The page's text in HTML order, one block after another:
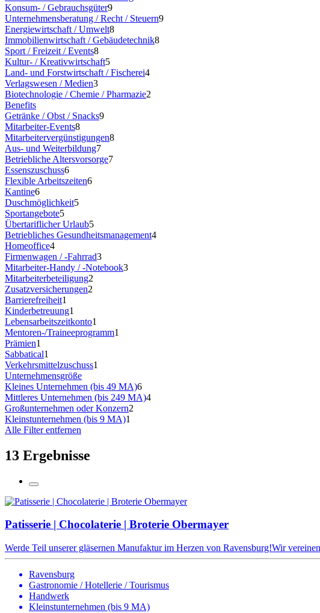
Konsum- / Gebrauchsgüter9
Unternehmensberatung / Recht / Steuern9
Energiewirtschaft / Umwelt8
Immobilienwirtschaft / Gebäudetechnik8
Sport / Freizeit / Events8
Kultur- / Kreativwirtschaft5
Land- und Forstwirtschaft / Fischerei4
Verlagswesen / Medien3
Biotechnologie / Chemie / Pharmazie2
Benefits
Getränke / Obst / Snacks9
Mitarbeiter-Events8
Mitarbeitervergünstigungen8
Aus- und Weiterbildung7
Betriebliche Altersvorsorge7
Essenszuschuss6
Flexible Arbeitszeiten6
Kantine6
Duschmöglichkeit5
Sportangebote5
Übertariflicher Urlaub5
Betriebliches Gesundheitsmanagement4
Homeoffice4
Firmenwagen / -Fahrrad3
Mitarbeiter-Handy / -Notebook3
Mitarbeiterbeteiligung2
Zusatzversicherungen2
Barrierefreiheit1
Kinderbetreuung1
Lebensarbeitszeitkonto1
Mentoren-/Traineeprogramm1
Prämien1
Sabbatical1
Verkehrsmittelzuschuss1
Unternehmensgröße
Kleines Unternehmen (bis 49 MA)6
Mittleres Unternehmen (bis 249 MA)4
Großunternehmen oder Konzern2
Kleinstunternehmen (bis 9 MA)1
Alle Filter entfernen
13 Ergebnisse
Patisserie | Chocolaterie | Broterie Obermayer
Werde Teil unserer gläsernen Manufaktur im Herzen von Ravensburg!Wir
Ravensburg
Gastronomie / Hotellerie / Tourismus
Handwerk
Kleinstunternehmen (bis 9 MA)